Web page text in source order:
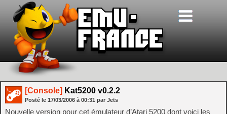
[Console] Kat5200 v0.2.2
Posté le 17/03/2006 à 00:31 par Jets
Nouvelle version pour cet émulateur d’Atari 5200 dont voici les